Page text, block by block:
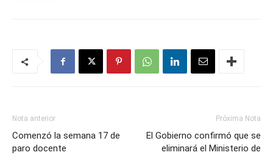
Nota anterior
Comenzó la semana 17 de
paro docente
Próxima Nota
El Gobierno confirmó que se
eliminará el Ministerio de